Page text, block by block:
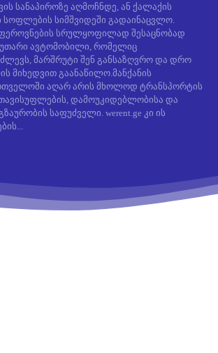
სანაპიროზე აღმოჩნდე, ან ქალაქის
სოფლების სიმშვიდეში გადაინაცვლო.
სრულყოფილად შესაცნობად
ავტომობილი, რომელიც
მარშრუტი შენ განსაზღვრო და დრო
მიხედვით გაანაწილო.მანქანის
აღარ არის მხოლოდ ტრანსპორტის
თავისუფლების, დამოუკიდებლობისა და
საფუძველი. werent.ge კი ის